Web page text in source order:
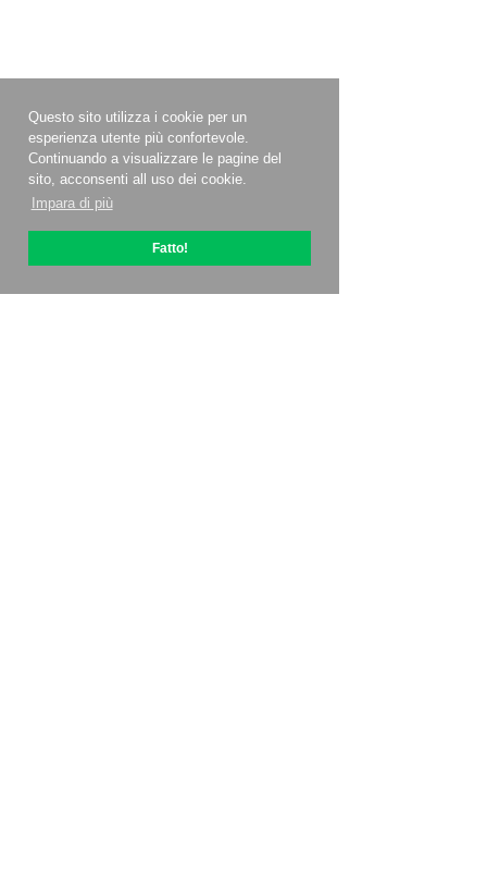
Questo sito utilizza i cookie per un
esperienza utente più confortevole.
Continuando a visualizzare le pagine del
sito, acconsenti all uso dei cookie.
Impara di più
Fatto!